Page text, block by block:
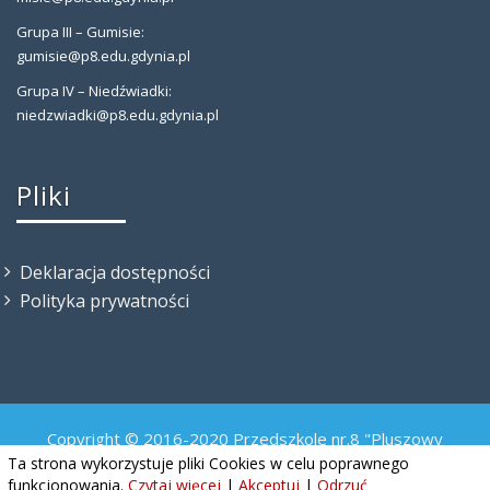
Grupa III – Gumisie:
gumisie@p8.edu.gdynia.pl
Grupa IV – Niedźwiadki:
niedzwiadki@p8.edu.gdynia.pl
Pliki
Deklaracja dostępności
Polityka prywatności
Copyright © 2016-2020 Przedszkole nr.8 "Pluszowy
Misiaczek"
Ta strona wykorzystuje pliki Cookies w celu poprawnego
funkcjonowania. Czytaj więcej | Akceptuj | Odrzuć